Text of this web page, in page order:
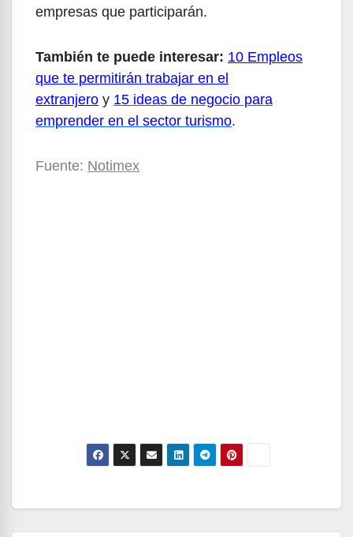
empresas que participarán.
También te puede interesar: 10 Empleos
que te permitirán trabajar en el
extranjero y 15 ideas de negocio para
emprender en el sector turismo.
Fuente: Notimex